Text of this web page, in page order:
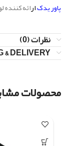
پاور یدکارائه کننده
نظرات (0)
& DELIVERY
محصولات